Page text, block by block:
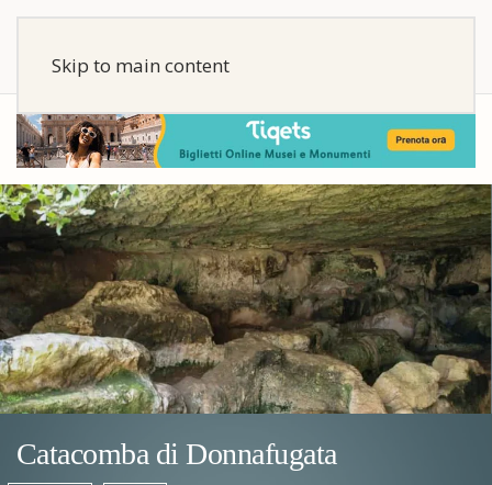
Skip to main content
Catacomba di Donnafugata